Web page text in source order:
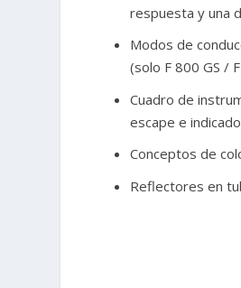
respuesta y una
Modos de
(solo F 800 GS /
Cuadro de
escape e
Conceptos de
Reflectores en